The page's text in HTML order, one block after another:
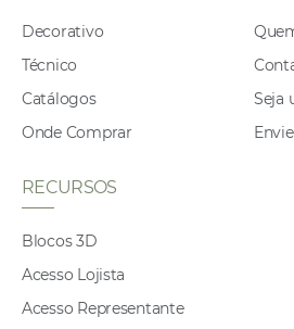
Decorativo
Técnico
Catálogos
Onde Comprar
Seja
RECURSOS
Blocos 3D
Acesso Lojista
Acesso Representante